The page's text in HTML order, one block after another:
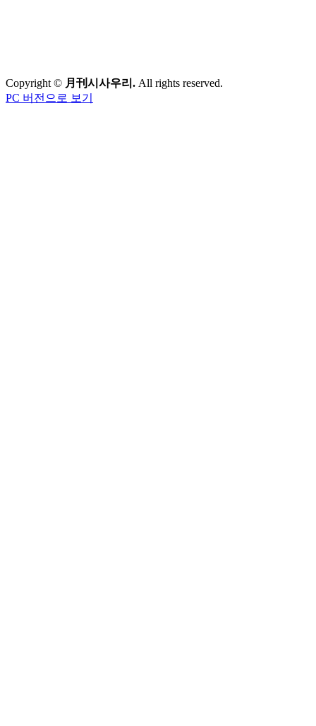
Copyright © 月刊시사우리. All rights reserved.
PC 버전으로 보기